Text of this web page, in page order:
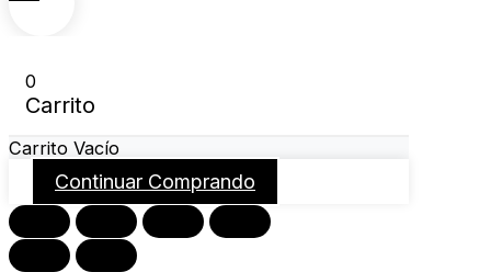
0
Carrito
Carrito Vacío
Continuar Comprando